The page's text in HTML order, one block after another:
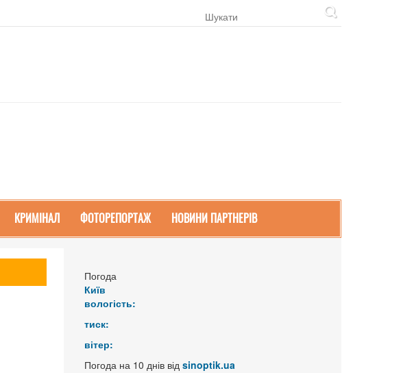
КРИМІНАЛ ФОТОРЕПОРТАЖ НОВИНИ ПАРТНЕРІВ
Погода
Київ
вологість:
тиск:
вітер:
Погода на 10 днів від sinoptik.ua